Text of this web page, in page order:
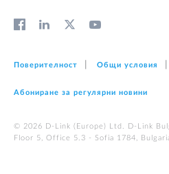
Поверителност Общи условия
Абониране за регулярни новини
© 2026 D‑Link (Europe) Ltd. D-Link
Floor 5, Office 5.3 - Sofia 1784,